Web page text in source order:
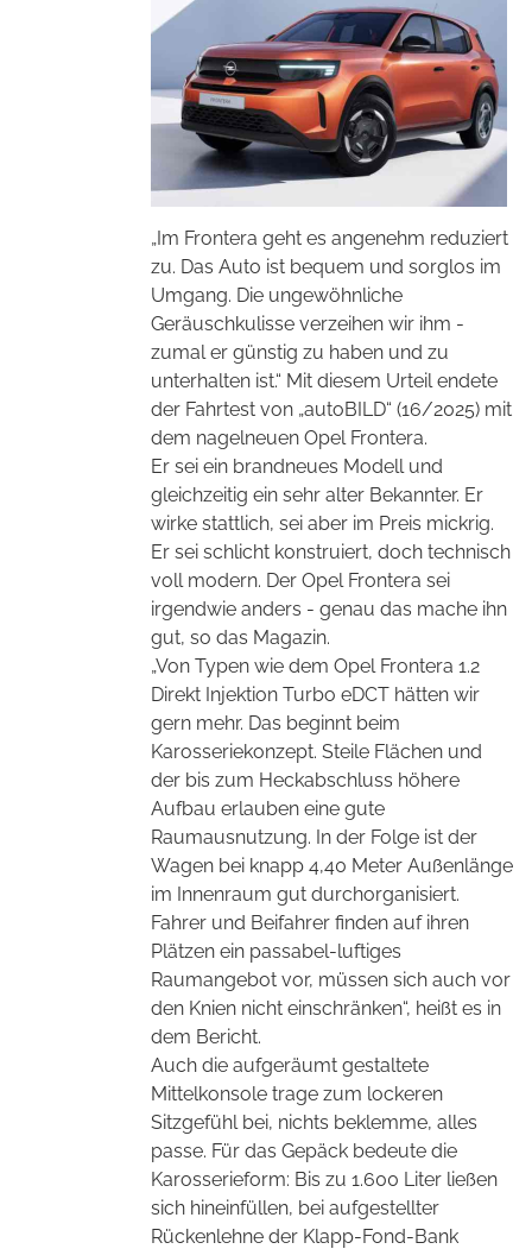
„Im Frontera geht es angenehm reduziert
zu. Das Auto ist bequem und sorglos im
Umgang. Die ungewöhnliche
Geräuschkulisse verzeihen wir ihm -
zumal er günstig zu haben und zu
unterhalten ist.“ Mit diesem Urteil endete
der Fahrtest von „autoBILD“ (16/2025) mit
dem nagelneuen Opel Frontera.
Er sei ein brandneues Modell und
gleichzeitig ein sehr alter Bekannter. Er
wirke stattlich, sei aber im Preis mickrig.
Er sei schlicht konstruiert, doch technisch
voll modern. Der Opel Frontera sei
irgendwie anders - genau das mache ihn
gut, so das Magazin.
„Von Typen wie dem Opel Frontera 1.2
Direkt Injektion Turbo eDCT hätten wir
gern mehr. Das beginnt beim
Karosseriekonzept. Steile Flächen und
der bis zum Heckabschluss höhere
Aufbau erlauben eine gute
Raumausnutzung. In der Folge ist der
Wagen bei knapp 4,40 Meter Außenlänge
im Innenraum gut durchorganisiert.
Fahrer und Beifahrer finden auf ihren
Plätzen ein passabel-luftiges
Raumangebot vor, müssen sich auch vor
den Knien nicht einschränken“, heißt es in
dem Bericht.
Auch die aufgeräumt gestaltete
Mittelkonsole trage zum lockeren
Sitzgefühl bei, nichts beklemme, alles
passe. Für das Gepäck bedeute die
Karosserieform: Bis zu 1.600 Liter ließen
sich hineinfüllen, bei aufgestellter
Rückenlehne der Klapp-Fond-Bank